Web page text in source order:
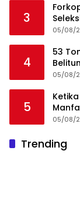
3
dan
05/08/
4
53
Diburu
05/08/
5
05/08/
Trending
1